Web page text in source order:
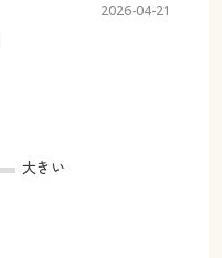
2026-04-21
大きい